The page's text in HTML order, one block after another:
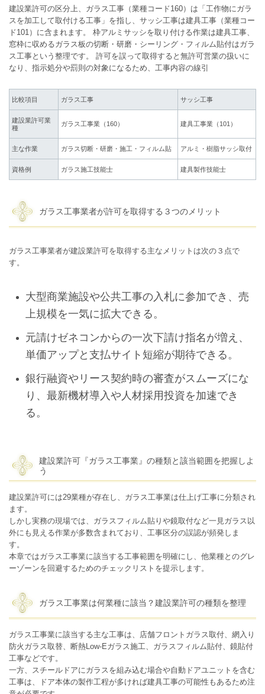
建設業許可の区分上、ガラス工事（業種コード160）は「工作物にガラ
スを加工して取付ける工事」を指し、サッシ工事は建具工事（業種コー
ド101）に含まれます。 枠アルミサッシを取り付ける作業は建具工事、
窓枠に収めるガラス板の切断・研磨・シーリング・フィルム貼付はガラ
ス工事という整理です。 許可を誤って取得すると無許可営業の扱いに
なり、指示処分や罰則の対象になるため、工事内容の線引
比較項目 ガラス工事 サッシ工事
建設業許可業
種
ガラス工事業（160） 建具工事業（101）
主な作業 ガラス切断・研磨・施工・フィルム貼 アルミ・樹脂サッシ取付
資格例 ガラス施工技能士 建具製作技能士
ガラス工事業者が許可を取得する３つのメリット
ガラス工事業者が建設業許可を取得する主なメリットは次の３点で
す。
大型商業施設や公共工事の入札に参加でき、売
上規模を一気に拡大できる。
元請けゼネコンからの一次下請け指名が増え、
単価アップと支払サイト短縮が期待できる。
銀行融資やリース契約時の審査がスムーズにな
り、最新機材導入や人材採用投資を加速でき
る。
建設業許可『ガラス工事業』の種類と該当範囲を把握しよ
う
建設業許可には29業種が存在し、ガラス工事業は仕上げ工事に分類され
ます。
しかし実務の現場では、ガラスフィルム貼りや鏡取付など一見ガラス以
外にも見える作業が多数含まれており、工事区分の誤認が頻発しま
す。
本章ではガラス工事業に該当する工事範囲を明確にし、他業種とのグレ
ーゾーンを回避するためのチェックリストを提示します。
ガラス工事業は何業種に該当？建設業許可の種類を整理
ガラス工事業に該当する主な工事は、店舗フロントガラス取付、網入り
防火ガラス取替、断熱Low-Eガラス施工、ガラスフィルム貼付、鏡貼付
工事などです。
一方、スチールドアにガラスを組み込む場合や自動ドアユニットを含む
工事は、ドア本体の製作工程が多ければ建具工事の可能性もあるため注